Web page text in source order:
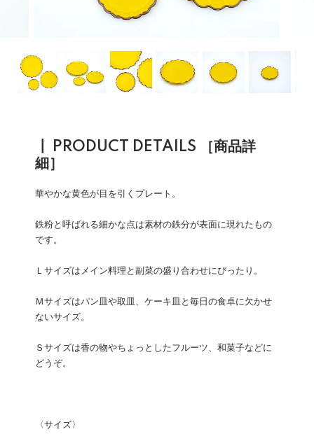
┃ PRODUCT DETAILS ［商品詳
細］
華やかな黄色が目を引くプレート。
鉄粉と呼ばれる細かな点は素材の鉄分が表面に現れたもの
です。
Ｌサイズはメイン料理と副菜の盛り合わせにぴったり。
Ｍサイズはパン皿や取皿、ケーキ皿と毎日の食卓に欠かせ
ないサイズ。
Ｓサイズは香の物やちょっとしたフルーツ、和菓子などに
どうぞ。
〈サイズ〉